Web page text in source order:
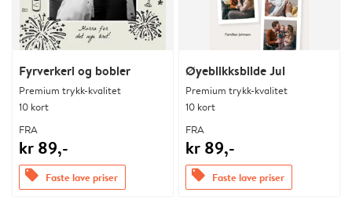
Fyrverkeri og bobler
Premium trykk-kvalitet
10 kort
FRA
kr 89,-
offers Faste lave priser
Øyeblikksbilde Jul
Premium trykk-kvalitet
10 kort
FRA
kr 89,-
offers Faste lave priser